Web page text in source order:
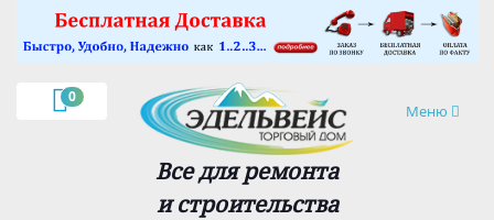
0
Навигация
Меню
Все для ремонта
и строительства
×